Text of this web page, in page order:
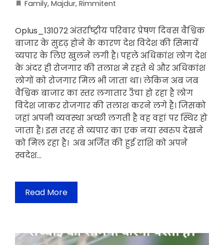
Family, Majdur, Rimmitent
Oplus_131072 अंतर्राष्ट्रीय परिवार प्रेषण दिवस वैश्विक
बाजार के सुदृढ़ होने के कारण देश विदेश की सिमायें
व्यपार के लिए खुलने लगी है। पहले अधिकांश लोग देश
के अंदर ही रोजगार की तलाश मे रहते थे और अधिकांश
लोगों को रोजगार मिल भी जाता था। लेकिन अब जब
वैश्विक बाजार का स्तर लगातार उँचा हो रहा है लोग
विदेश जाकर रोजगार की तलाश करने लगे है। जिसको
जहां अपनी व्यवस्था अच्छी लगती है वह वहां पर स्थिर हो
जाता है। इस तरह से व्यपार का एक नया स्वरुप देखने
को मिल रहा है। अब अर्जित की हुई राशि को अपने
स्वदेश…
Read More